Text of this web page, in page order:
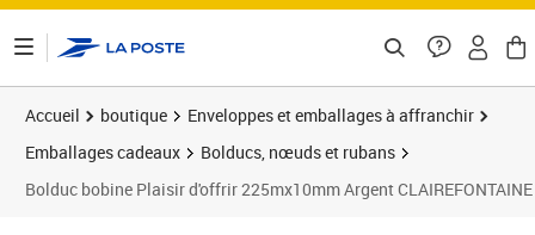
Accueil boutique
Enveloppes et emballages à affranchir
Emballages cadeaux
Bolducs, nœuds et rubans
Bolduc bobine Plaisir d'offrir 225mx10mm Argent CLAIREFONTAINE